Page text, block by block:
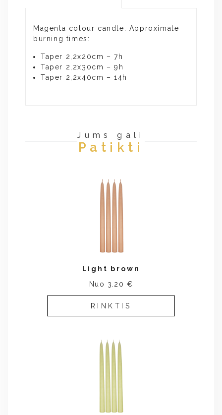
Magenta colour candle. Approximate
burning times:
Taper 2,2x20cm – 7h
Taper 2,2x30cm – 9h
Taper 2,2x40cm – 14h
Jums gali
Patikti
Light brown
Nuo 3.20 €
RINKTIS